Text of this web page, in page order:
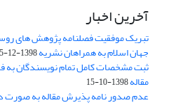
آخرین اخبار
تبریک موفقیت فصلنامه پژوهش های
جهان اسلام به همراهان نشریه1398-12-15
ثبت مشخصات کامل تمام نویسندگان به
مقاله1398-10-15
عدم صدور نامه پذیرش مقاله به